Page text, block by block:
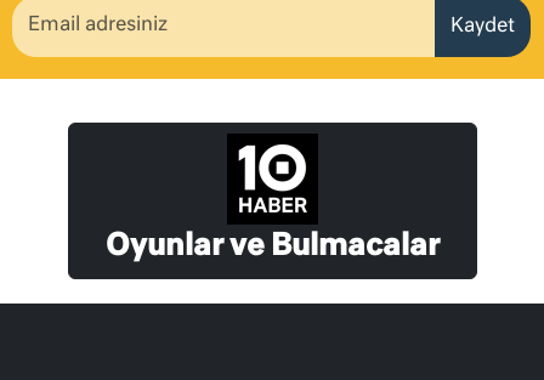
Kaydet
Oyunlar ve Bulmacalar